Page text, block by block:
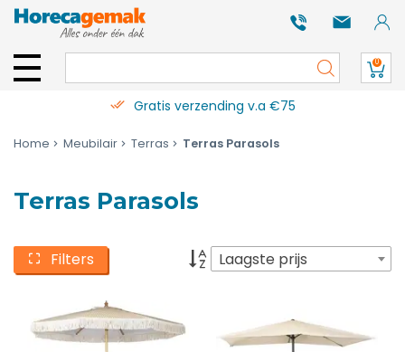
0
Gratis verzending v.a €75
Home Meubilair Terras Terras Parasols
Terras Parasols
Filters Laagste prijs